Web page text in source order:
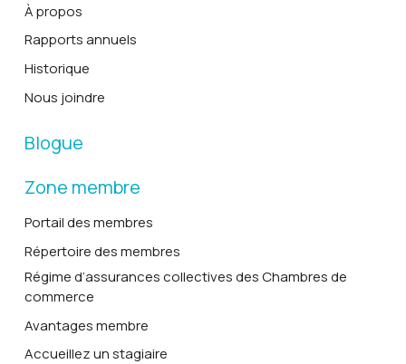
À propos
Rapports annuels
Historique
Nous joindre
Blogue
Zone membre
Portail des membres
Répertoire des membres
Régime d’assurances collectives des Chambres de
commerce
Avantages membre
Accueillez un stagiaire